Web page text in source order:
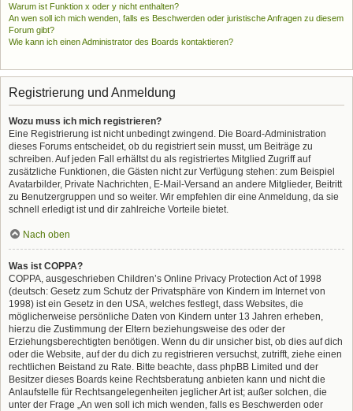
Warum ist Funktion x oder y nicht enthalten?
An wen soll ich mich wenden, falls es Beschwerden oder juristische Anfragen zu diesem
Forum gibt?
Wie kann ich einen Administrator des Boards kontaktieren?
Registrierung und Anmeldung
Wozu muss ich mich registrieren?
Eine Registrierung ist nicht unbedingt zwingend. Die Board-Administration
dieses Forums entscheidet, ob du registriert sein musst, um Beiträge zu
schreiben. Auf jeden Fall erhältst du als registriertes Mitglied Zugriff auf
zusätzliche Funktionen, die Gästen nicht zur Verfügung stehen: zum Beispiel
Avatarbilder, Private Nachrichten, E-Mail-Versand an andere Mitglieder, Beitritt
zu Benutzergruppen und so weiter. Wir empfehlen dir eine Anmeldung, da sie
schnell erledigt ist und dir zahlreiche Vorteile bietet.
Nach oben
Was ist COPPA?
COPPA, ausgeschrieben Children’s Online Privacy Protection Act of 1998
(deutsch: Gesetz zum Schutz der Privatsphäre von Kindern im Internet von
1998) ist ein Gesetz in den USA, welches festlegt, dass Websites, die
möglicherweise persönliche Daten von Kindern unter 13 Jahren erheben,
hierzu die Zustimmung der Eltern beziehungsweise des oder der
Erziehungsberechtigten benötigen. Wenn du dir unsicher bist, ob dies auf dich
oder die Website, auf der du dich zu registrieren versuchst, zutrifft, ziehe einen
rechtlichen Beistand zu Rate. Bitte beachte, dass phpBB Limited und der
Besitzer dieses Boards keine Rechtsberatung anbieten kann und nicht die
Anlaufstelle für Rechtsangelegenheiten jeglicher Art ist; außer solchen, die
unter der Frage „An wen soll ich mich wenden, falls es Beschwerden oder